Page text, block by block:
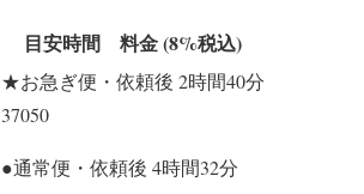
目安時間 料金 (8%税込)
★お急ぎ便・依頼後 2時間40分
37050
●通常便・依頼後 4時間32分